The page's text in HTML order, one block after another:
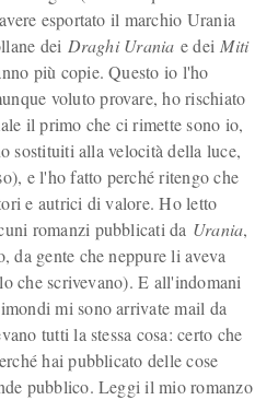
esportato il marchio Urania
dei Draghi Urania e deiMiti
più copie. Questo io l'ho
voluto provare, ho rischiato
il primo che ci rimette sono io,
sostituiti alla velocità della luce,
e l'ho fatto perché ritengo che
e autrici di valore. Ho letto
romanzi pubblicati da Urania,
da gente che neppure li aveva
che scrivevano). E all'indomani
mi sono arrivate mail da
tutti la stessa cosa: certo che
hai pubblicato delle cose
pubblico. Leggi il mio romanzo